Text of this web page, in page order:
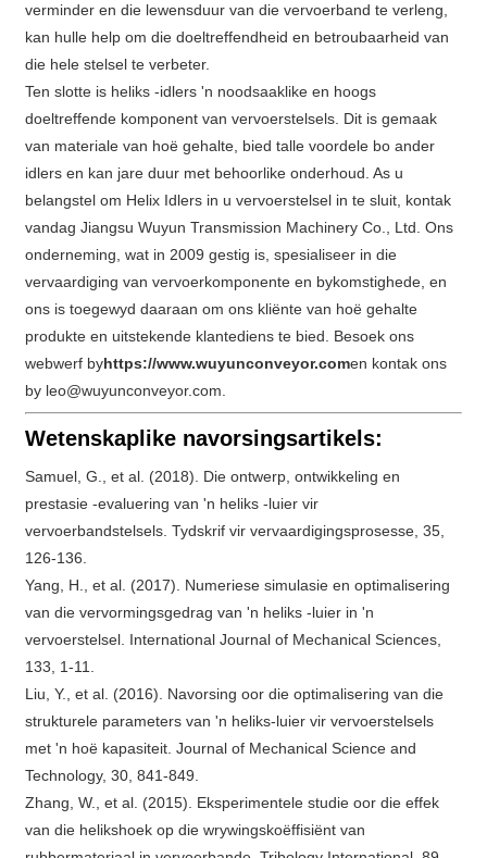
verminder en die lewensduur van die vervoerband te verleng,
kan hulle help om die doeltreffendheid en betroubaarheid van
die hele stelsel te verbeter.
Ten slotte is heliks -idlers 'n noodsaaklike en hoogs
doeltreffende komponent van vervoerstelsels. Dit is gemaak
van materiale van hoë gehalte, bied talle voordele bo ander
idlers en kan jare duur met behoorlike onderhoud. As u
belangstel om Helix Idlers in u vervoerstelsel in te sluit, kontak
vandag Jiangsu Wuyun Transmission Machinery Co., Ltd. Ons
onderneming, wat in 2009 gestig is, spesialiseer in die
vervaardiging van vervoerkomponente en bykomstighede, en
ons is toegewyd daaraan om ons kliënte van hoë gehalte
produkte en uitstekende klantediens te bied. Besoek ons ​​
webwerf byhttps://www.wuyunconveyor.comen kontak ons ​​
by leo@wuyunconveyor.com.
Wetenskaplike navorsingsartikels:
Samuel, G., et al. (2018). Die ontwerp, ontwikkeling en
prestasie -evaluering van 'n heliks -luier vir
vervoerbandstelsels. Tydskrif vir vervaardigingsprosesse, 35,
126-136.
Yang, H., et al. (2017). Numeriese simulasie en optimalisering
van die vervormingsgedrag van 'n heliks -luier in 'n
vervoerstelsel. International Journal of Mechanical Sciences,
133, 1-11.
Liu, Y., et al. (2016). Navorsing oor die optimalisering van die
strukturele parameters van 'n heliks-luier vir vervoerstelsels
met 'n hoë kapasiteit. Journal of Mechanical Science and
Technology, 30, 841-849.
Zhang, W., et al. (2015). Eksperimentele studie oor die effek
van die helikshoek op die wrywingskoëffisiënt van